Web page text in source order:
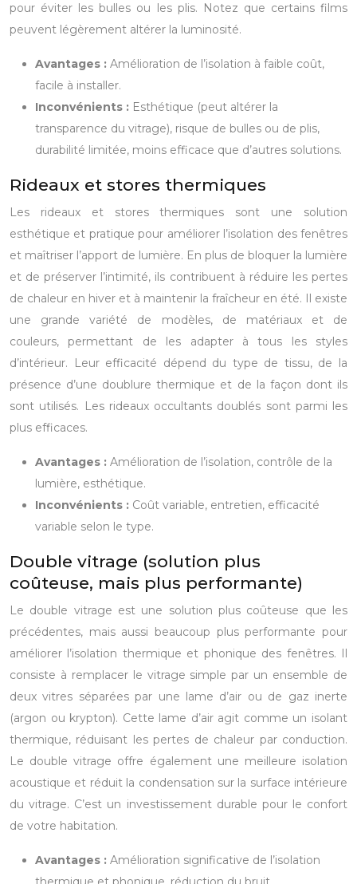
pour éviter les bulles ou les plis. Notez que certains films
peuvent légèrement altérer la luminosité.
Avantages : Amélioration de l’isolation à faible coût,
facile à installer.
Inconvénients : Esthétique (peut altérer la
transparence du vitrage), risque de bulles ou de plis,
durabilité limitée, moins efficace que d’autres solutions.
Rideaux et stores thermiques
Les rideaux et stores thermiques sont une solution
esthétique et pratique pour améliorer l’isolation des fenêtres
et maîtriser l’apport de lumière. En plus de bloquer la lumière
et de préserver l’intimité, ils contribuent à réduire les pertes
de chaleur en hiver et à maintenir la fraîcheur en été. Il existe
une grande variété de modèles, de matériaux et de
couleurs, permettant de les adapter à tous les styles
d’intérieur. Leur efficacité dépend du type de tissu, de la
présence d’une doublure thermique et de la façon dont ils
sont utilisés. Les rideaux occultants doublés sont parmi les
plus efficaces.
Avantages : Amélioration de l’isolation, contrôle de la
lumière, esthétique.
Inconvénients : Coût variable, entretien, efficacité
variable selon le type.
Double vitrage (solution plus
coûteuse, mais plus performante)
Le double vitrage est une solution plus coûteuse que les
précédentes, mais aussi beaucoup plus performante pour
améliorer l’isolation thermique et phonique des fenêtres. Il
consiste à remplacer le vitrage simple par un ensemble de
deux vitres séparées par une lame d’air ou de gaz inerte
(argon ou krypton). Cette lame d’air agit comme un isolant
thermique, réduisant les pertes de chaleur par conduction.
Le double vitrage offre également une meilleure isolation
acoustique et réduit la condensation sur la surface intérieure
du vitrage. C’est un investissement durable pour le confort
de votre habitation.
Avantages : Amélioration significative de l’isolation